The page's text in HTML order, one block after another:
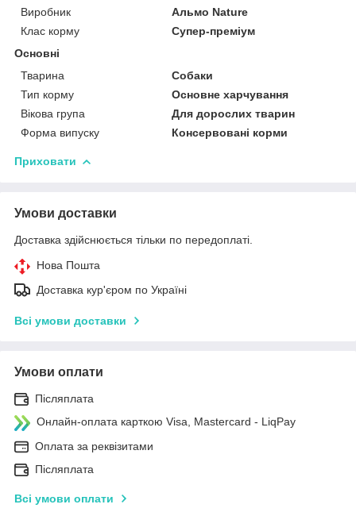
Виробник
Альмо Nature
Клас корму
Супер-преміум
Основні
Тварина
Собаки
Тип корму
Основне харчування
Вікова група
Для дорослих тварин
Форма випуску
Консервовані корми
Приховати
Умови доставки
Доставка здійснюється тільки по передоплаті.
Нова Пошта
Доставка кур'єром по Україні
Всі умови доставки
Умови оплати
Післяплата
Онлайн-оплата карткою Visa, Mastercard - LiqPay
Оплата за реквізитами
Післяплата
Всі умови оплати